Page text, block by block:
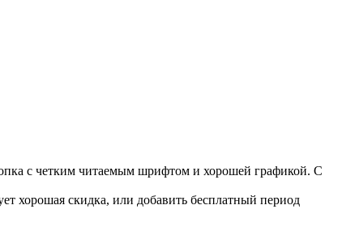
с четким читаемым шрифтом и хорошей графикой. С
хорошая скидка, или добавить бесплатный период